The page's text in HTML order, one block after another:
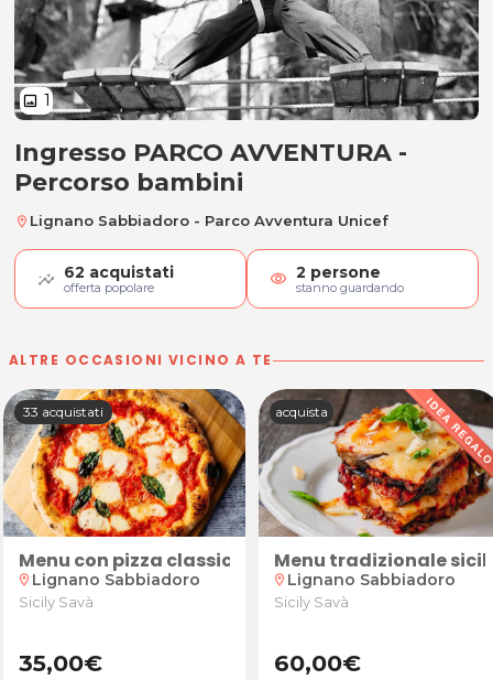
image 1
Ingresso PARCO AVVENTURA -
Ingresso PARCO AVVENTURA -
Percorso bambini
location_on Lignano Sabbiadoro - Parco Avventura Unicef
62 acquistati
offerta popolare visibility 2 persone
stanno guardando
ALTRE OCCASIONI VICINO A TE
(UD)
gioco e altro) al Camping Girasole di Lignano
nic, docce, campi da gioco e altro) al
al Camping Girasole di Lignano Sabbiadoro (UD)
di utilizzare tutti i servizi disponibili
eventuali bambini con possibilità di utilizzare
di utilizzare tutti i servizi disponibili del
33 acquistati
Menu con pizza classica o speciale, bibita, caffè
location_on Lignano Sabbiadoro
Sicily Savà
35,00€
acquista
Menu tradizionale
location_on Lignano Sabbiadoro
Sicily Savà
60,00€